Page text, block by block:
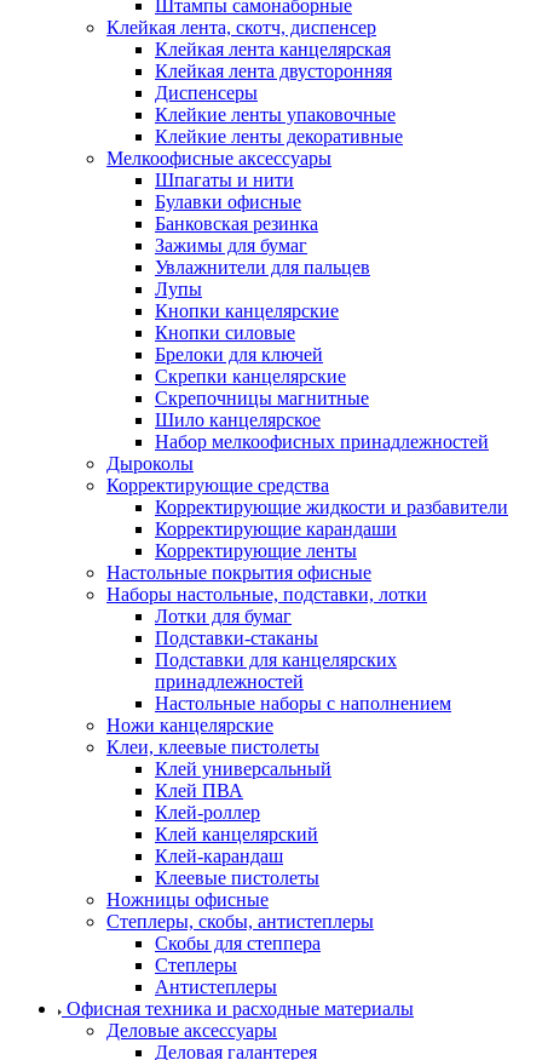
Штампы самонаборные
Клейкая лента, скотч, диспенсер
Клейкая лента канцелярская
Клейкая лента двусторонняя
Диспенсеры
Клейкие ленты упаковочные
Клейкие ленты декоративные
Мелкоофисные аксессуары
Шпагаты и нити
Булавки офисные
Банковская резинка
Зажимы для бумаг
Увлажнители для пальцев
Лупы
Кнопки канцелярские
Кнопки силовые
Брелоки для ключей
Скрепки канцелярские
Скрепочницы магнитные
Шило канцелярское
Набор мелкоофисных принадлежностей
Дыроколы
Корректирующие средства
Корректирующие жидкости и разбавители
Корректирующие карандаши
Корректирующие ленты
Настольные покрытия офисные
Наборы настольные, подставки, лотки
Лотки для бумаг
Подставки-стаканы
Подставки для канцелярских
принадлежностей
Настольные наборы с наполнением
Ножи канцелярские
Клеи, клеевые пистолеты
Клей универсальный
Клей ПВА
Клей-роллер
Клей канцелярский
Клей-карандаш
Клеевые пистолеты
Ножницы офисные
Степлеры, скобы, антистеплеры
Скобы для степпера
Степлеры
Антистеплеры
Офисная техника и расходные материалы
Деловые аксессуары
Деловая галантерея